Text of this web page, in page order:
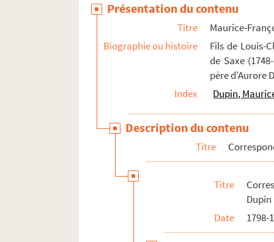
Présentation du contenu
Titre
Maurice-
Biographie ou histoire
Fils de Louis-
de Saxe
père d'Aurore
Index
Dupin,
Description du contenu
Titre
Titre
Dupin
Date
1798-